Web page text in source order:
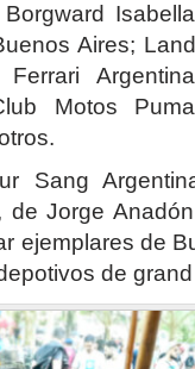
Aires;
Motos
Sang
de Jorge
ejemplares de
de